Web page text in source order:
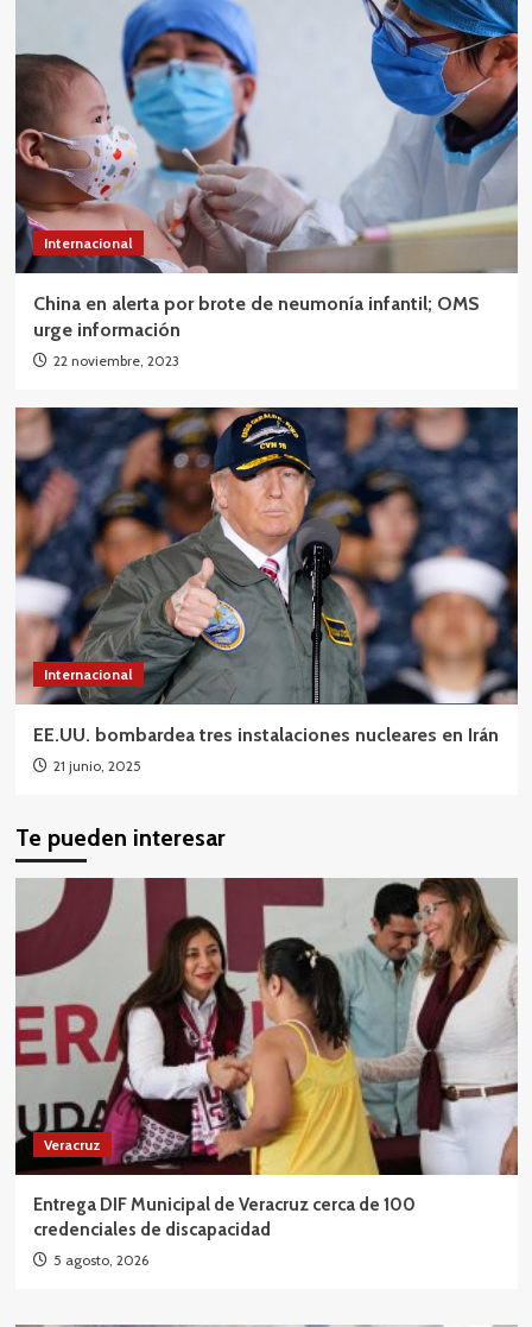
Internacional
China en alerta por brote de neumonía infantil; OMS
urge información
22 noviembre, 2023
Internacional
EE.UU. bombardea tres instalaciones nucleares en Irán
21 junio, 2025
Te pueden interesar
Veracruz
Entrega DIF Municipal de Veracruz cerca de 100
credenciales de discapacidad
5 agosto, 2026